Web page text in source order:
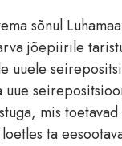
sõnul
jõepiirile
uuele
uue
mis
ta